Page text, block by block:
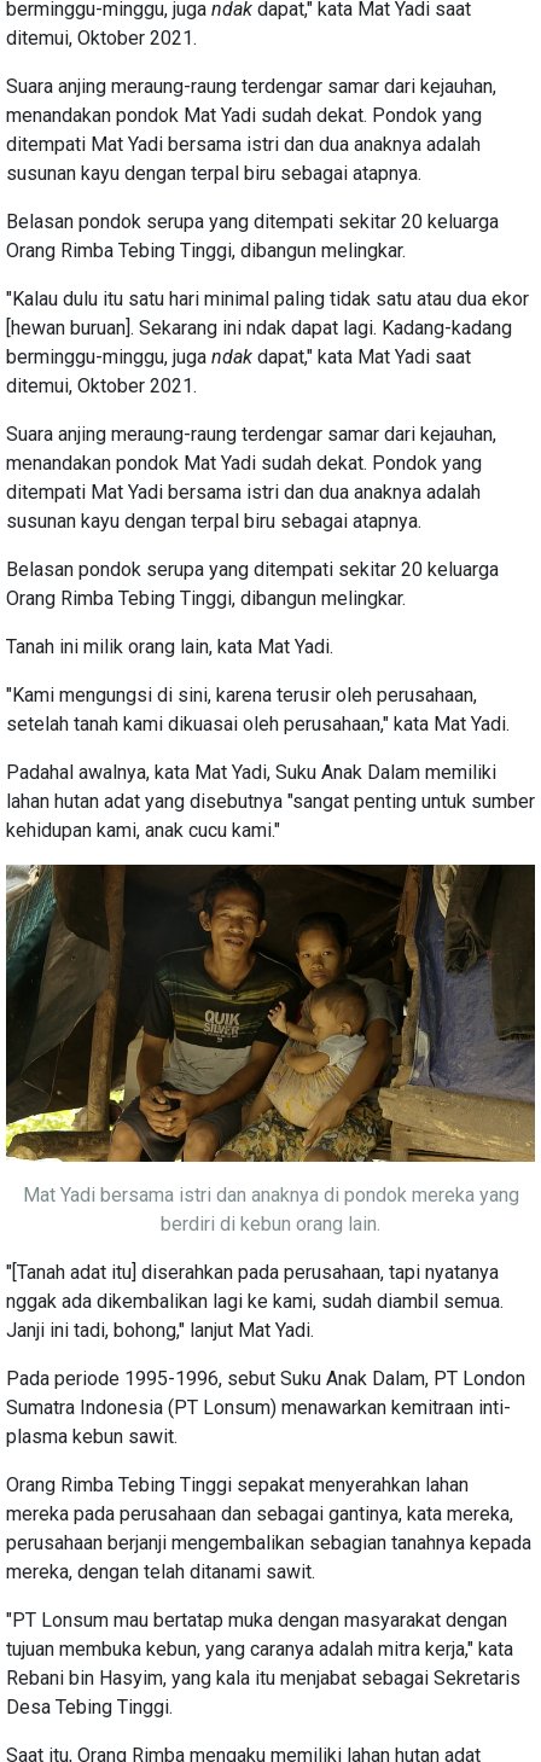
berminggu-minggu, juga ndak dapat," kata Mat Yadi saat
ditemui, Oktober 2021.
Suara anjing meraung-raung terdengar samar dari kejauhan,
menandakan pondok Mat Yadi sudah dekat. Pondok yang
ditempati Mat Yadi bersama istri dan dua anaknya adalah
susunan kayu dengan terpal biru sebagai atapnya.
Belasan pondok serupa yang ditempati sekitar 20 keluarga
Orang Rimba Tebing Tinggi, dibangun melingkar.
"Kalau dulu itu satu hari minimal paling tidak satu atau dua ekor
[hewan buruan]. Sekarang ini ndak dapat lagi. Kadang-kadang
berminggu-minggu, juga ndak dapat," kata Mat Yadi saat
ditemui, Oktober 2021.
Suara anjing meraung-raung terdengar samar dari kejauhan,
menandakan pondok Mat Yadi sudah dekat. Pondok yang
ditempati Mat Yadi bersama istri dan dua anaknya adalah
susunan kayu dengan terpal biru sebagai atapnya.
Belasan pondok serupa yang ditempati sekitar 20 keluarga
Orang Rimba Tebing Tinggi, dibangun melingkar.
Tanah ini milik orang lain, kata Mat Yadi.
"Kami mengungsi di sini, karena terusir oleh perusahaan,
setelah tanah kami dikuasai oleh perusahaan," kata Mat Yadi.
Padahal awalnya, kata Mat Yadi, Suku Anak Dalam memiliki
lahan hutan adat yang disebutnya "sangat penting untuk sumber
kehidupan kami, anak cucu kami."
Mat Yadi bersama istri dan anaknya di pondok mereka yang
berdiri di kebun orang lain.
"[Tanah adat itu] diserahkan pada perusahaan, tapi nyatanya
nggak ada dikembalikan lagi ke kami, sudah diambil semua.
Janji ini tadi, bohong," lanjut Mat Yadi.
Pada periode 1995-1996, sebut Suku Anak Dalam, PT London
Sumatra Indonesia (PT Lonsum) menawarkan kemitraan inti-
plasma kebun sawit.
Orang Rimba Tebing Tinggi sepakat menyerahkan lahan
mereka pada perusahaan dan sebagai gantinya, kata mereka,
perusahaan berjanji mengembalikan sebagian tanahnya kepada
mereka, dengan telah ditanami sawit.
"PT Lonsum mau bertatap muka dengan masyarakat dengan
tujuan membuka kebun, yang caranya adalah mitra kerja," kata
Rebani bin Hasyim, yang kala itu menjabat sebagai Sekretaris
Desa Tebing Tinggi.
Saat itu, Orang Rimba mengaku memiliki lahan hutan adat